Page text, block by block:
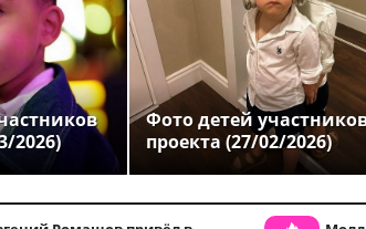
2026)
Фото детей
проекта (27/02/2026)